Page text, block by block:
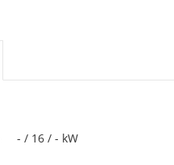
- / 16 / - kW